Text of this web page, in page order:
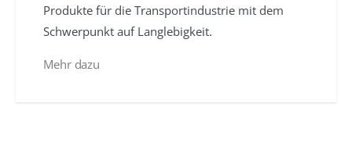
Produkte für die Transportindustrie mit dem
Schwerpunkt auf Langlebigkeit.
Mehr dazu